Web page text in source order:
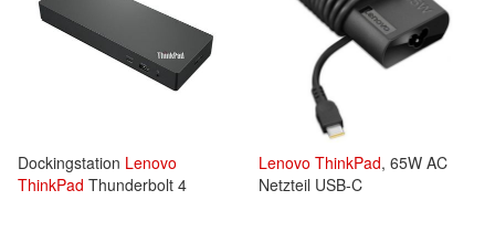
Dockingstation Lenovo
ThinkPad Thunderbolt 4
Lenovo ThinkPad, 65W AC
Netzteil USB-C